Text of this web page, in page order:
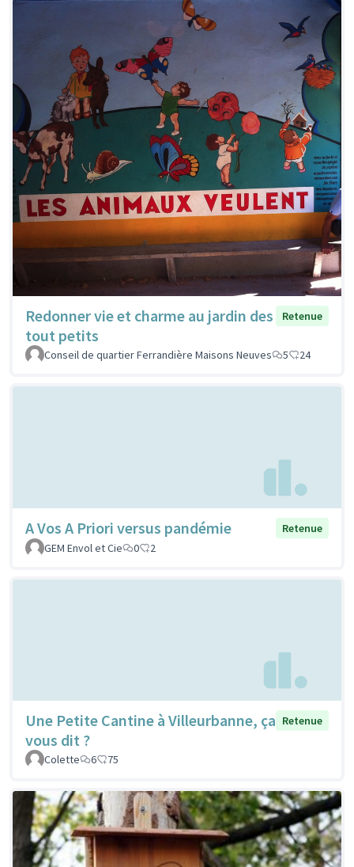
Redonner vie et charme au jardin des
tout petits
Retenue
Conseil de quartier Ferrandière Maisons Neuves 5 24
A Vos A Priori versus pandémie
Retenue
GEM Envol et Cie
0 2
Une Petite Cantine à Villeurbanne, ça
vous dit ?
Retenue
Colette 6 75